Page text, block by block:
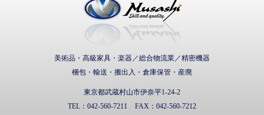
美術品・高級家具・楽器／総合物流業／精密機器
梱包・輸送・搬出入・倉庫保管・産廃
東京都武蔵村山市伊奈平1-24-2
TEL： 042-560-7211 FAX： 042-560-7212